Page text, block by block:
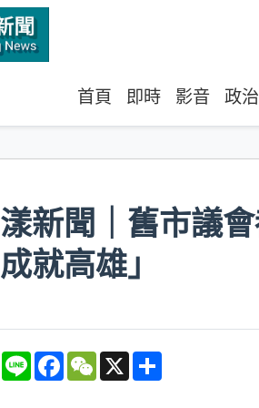
首頁 即時 影音 政治
漾新聞｜舊市議
成就高雄」
L
F
W
X